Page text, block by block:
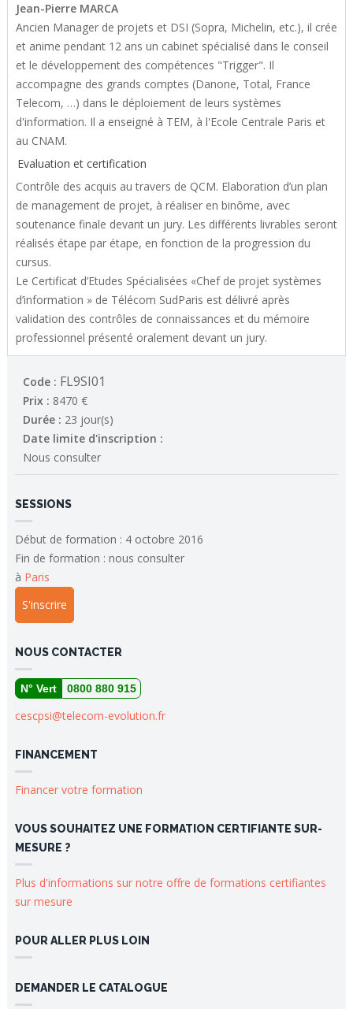
Jean-Pierre MARCA
Ancien Manager de projets et DSI (Sopra, Michelin, etc.), il crée
et anime pendant 12 ans un cabinet spécialisé dans le conseil
et le développement des compétences "Trigger". Il
accompagne des grands comptes (Danone, Total, France
Telecom, …) dans le déploiement de leurs systèmes
d'information. Il a enseigné à TEM, à l'Ecole Centrale Paris et
au CNAM.
Evaluation et certification
Contrôle des acquis au travers de QCM. Elaboration d’un plan
de management de projet, à réaliser en binôme, avec
soutenance finale devant un jury. Les différents livrables seront
réalisés étape par étape, en fonction de la progression du
cursus.
Le Certificat d’Etudes Spécialisées «Chef de projet systèmes
d’information » de Télécom SudParis est délivré après
validation des contrôles de connaissances et du mémoire
Code : FL9SI01
Prix : 8470 €
Durée : 23 jour(s)
Date limite d'inscription :
Nous consulter
SESSIONS
Début de formation : 4 octobre 2016
Fin de formation : nous consulter
à Paris
S'inscrire
NOUS CONTACTER
N° Vert 0800 880 915
cescpsi@telecom-evolution.fr
FINANCEMENT
Financer votre formation
VOUS SOUHAITEZ UNE FORMATION CERTIFIANTE SUR-
MESURE ?
Plus d'informations sur notre offre de formations certifiantes
sur mesure
POUR ALLER PLUS LOIN
DEMANDER LE CATALOGUE